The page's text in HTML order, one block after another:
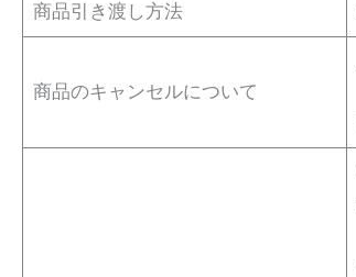
商品引き渡し方法
商品のキャンセルについて